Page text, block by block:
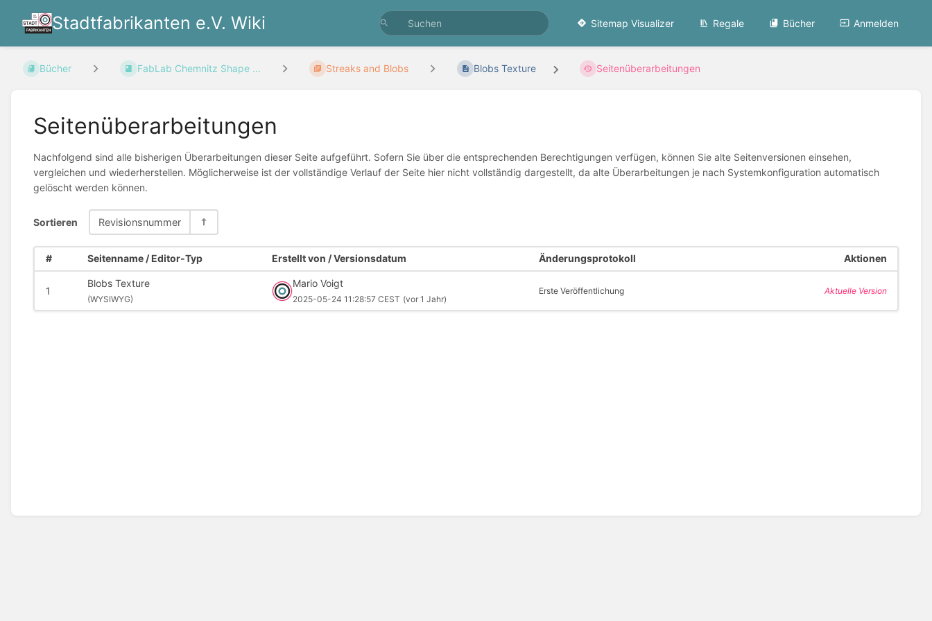
Stadtfabrikanten e.V. Wiki Sitemap Visualizer Regale Bücher Anmelden
Bücher FabLab Chemnitz Shape ... Streaks and Blobs Blobs Texture Seitenüberarbeitungen
Seitenüberarbeitungen
Nachfolgend sind alle bisherigen Überarbeitungen dieser Seite aufgeführt. Sofern Sie über die entsprechenden Berechtigungen verfügen, können Sie alte Seitenversionen einsehen,
vergleichen und wiederherstellen. Möglicherweise ist der vollständige Verlauf der Seite hier nicht vollständig dargestellt, da alte Überarbeitungen je nach Systemkonfiguration automatisch
gelöscht werden können.
Sortieren Revisionsnummer
# Seitenname / Editor-Typ Erstellt von / Versionsdatum Änderungsprotokoll Aktionen
1
Blobs Texture
(WYSIWYG)
Mario Voigt
2025-05-24 11:28:57 CEST (vor 1 Jahr)
Erste Veröffentlichung Aktuelle Version